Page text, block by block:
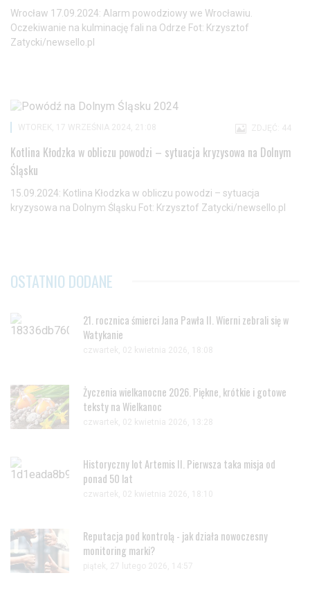
Wrocław 17.09.2024: Alarm powodziowy we Wrocławiu.
Oczekiwanie na kulminację fali na Odrze Fot: Krzysztof
Zatycki/newsello.pl
ZDJĘĆ: 44
WTOREK, 17 WRZEŚNIA 2024, 21:08
Kotlina Kłodzka w obliczu powodzi – sytuacja kryzysowa na Dolnym
Śląsku
15.09.2024: Kotlina Kłodzka w obliczu powodzi – sytuacja
kryzysowa na Dolnym Śląsku Fot: Krzysztof Zatycki/newsello.pl
OSTATNIO DODANE
21. rocznica śmierci Jana Pawła II. Wierni zebrali się w
Watykanie
czwartek, 02 kwietnia 2026, 18:08
Życzenia wielkanocne 2026. Piękne, krótkie i gotowe
teksty na Wielkanoc
czwartek, 02 kwietnia 2026, 13:28
Historyczny lot Artemis II. Pierwsza taka misja od
ponad 50 lat
czwartek, 02 kwietnia 2026, 18:10
Reputacja pod kontrolą - jak działa nowoczesny
monitoring marki?
piątek, 27 lutego 2026, 14:57